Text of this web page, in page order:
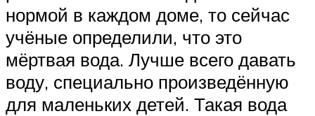
нормой в каждом доме, то сейчас
учёные определили, что это
мёртвая вода. Лучше всего давать
воду, специально произведённую
для маленьких детей. Такая вода